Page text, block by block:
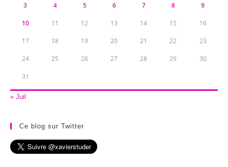
3 4 5 6 7 8 9
10 11 12 13 14 15 16
17 18 19 20 21 22 23
24 25 26 27 28 29 30
31
« Juil
Ce blog sur Twitter